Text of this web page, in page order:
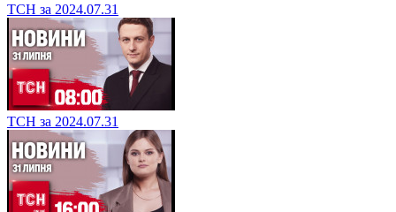
ТСН за 2024.07.31
ТСН за 2024.07.31